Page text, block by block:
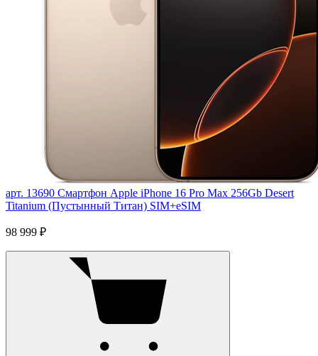
арт. 13690 Смартфон Apple iPhone 16 Pro Max 256Gb Desert
Titanium (Пустынный Титан) SIM+eSIM
98 999 ₽